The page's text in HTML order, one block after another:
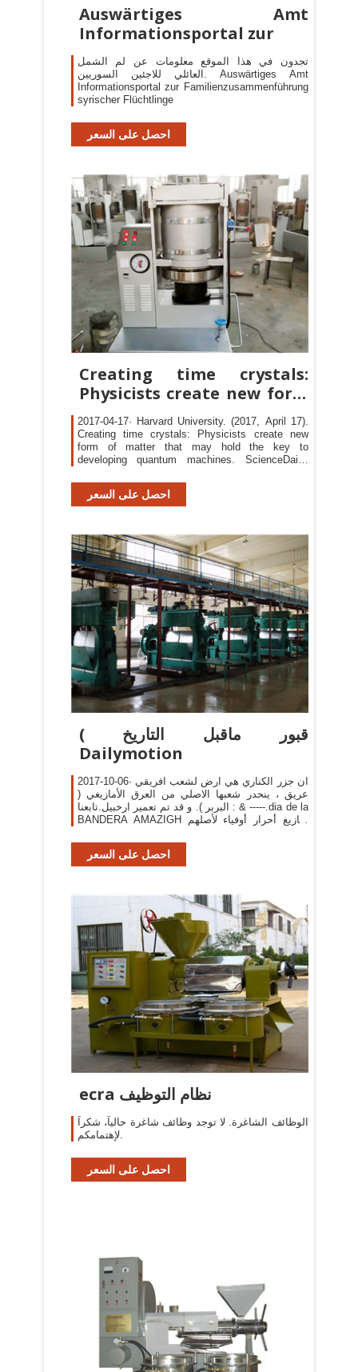
Auswärtiges Amt
Informationsportal zur
تجدون في هذا الموقع معلومات عن لم الشمل
العائلي للاجئين السوريين. Auswärtiges Amt
Informationsportal zur Familienzusammenführung
syrischer Flüchtlinge
احصل على السعر
Creating time crystals:
Physicists create new form
of
2017-04-17· Harvard University. (2017, April 17).
Creating time crystals: Physicists create new
form of matter that may hold the key to
developing quantum machines. ScienceDaily.
احصل على السعر
( قبور ماقبل التاريخ
Dailymotion
2017-10-06· ان جزر الكناري هي ارض لشعب افريقي
عريق ، ينحدر شعبها الاصلي من العرق الأمازيغي (
البربر ). و قد تم تعمير ارخبيل.تابعنا : & -----.dia de la
BANDERA AMAZIGH أمازيغ أحرار أوفياء لأصلهم
احصل على السعر
ecra نظام التوظيف
الوظائف الشاغرة. لا توجد وظائف شاغرة حالياً، شكراً
لإهتمامكم.
احصل على السعر